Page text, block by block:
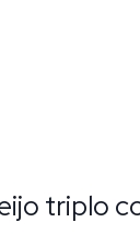
triplo